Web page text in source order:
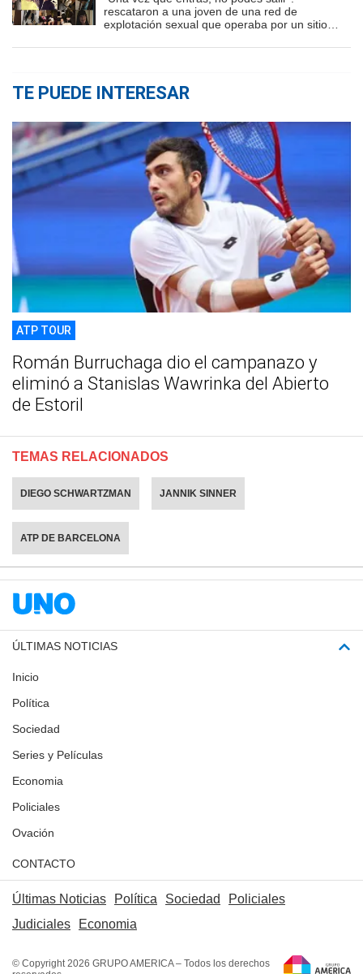
rescataron a una joven de una red de
explotación sexual que operaba por un sitio
TE PUEDE INTERESAR
ATP TOUR
Román Burruchaga dio el campanazo y
eliminó a Stanislas Wawrinka del Abierto
de Estoril
TEMAS RELACIONADOS
DIEGO SCHWARTZMAN JANNIK SINNER
ATP DE BARCELONA
ÚLTIMAS NOTICIAS
Inicio
Política
Sociedad
Series y Películas
Economia
Policiales
Ovación
CONTACTO
Últimas Noticias Política Sociedad
Policiales
Judiciales
Economia
© Copyright 2026 GRUPO AMERICA – Todos los derechos